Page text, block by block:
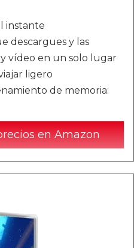
instante
descargues y las
vídeo en un solo lugar
ligero
de memoria:
en Amazon